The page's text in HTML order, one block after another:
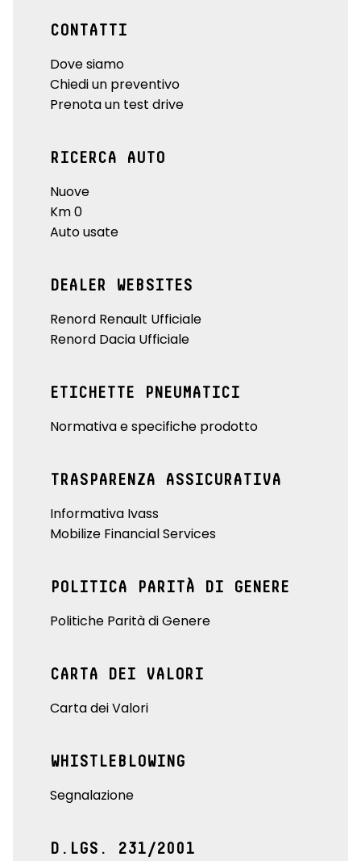
CONTATTI
Dove siamo
Chiedi un preventivo
Prenota un test drive
RICERCA AUTO
Nuove
Km 0
Auto usate
DEALER WEBSITES
Renord Renault Ufficiale
Renord Dacia Ufficiale
ETICHETTE PNEUMATICI
Normativa e specifiche prodotto
TRASPARENZA ASSICURATIVA
Informativa Ivass
Mobilize Financial Services
POLITICA PARITÀ DI GENERE
Politiche Parità di Genere
CARTA DEI VALORI
Carta dei Valori
WHISTLEBLOWING
Segnalazione
D.LGS. 231/2001